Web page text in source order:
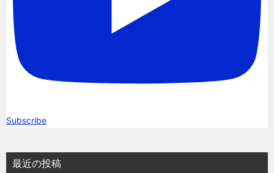
Subscribe
最近の投稿